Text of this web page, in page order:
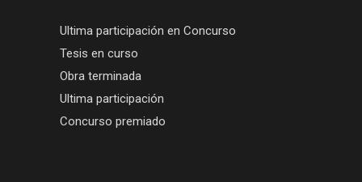
Ultima participación en Concurso
Tesis en curso
Obra terminada
Ultima participación
Concurso premiado